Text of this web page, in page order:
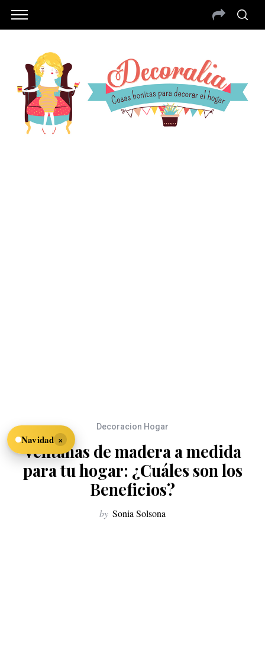
Decoracion Hogar
Ventanas de madera a medida
para tu hogar: ¿Cuáles son los
Beneficios?
by Sonia Solsona
Navidad ×